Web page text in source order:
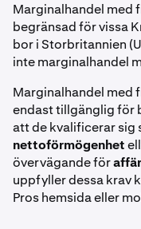
Marginalhandel med
begränsad för vissa
bor i Storbritannien
inte marginalhandel
Marginalhandel med
endast tillgänglig för
att de kvalificerar sig
nettoförmögenhet
övervägande för
uppfyller dessa krav
Pros hemsida eller